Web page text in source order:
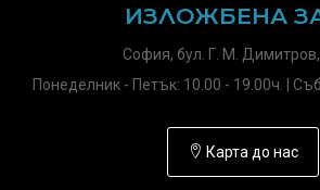
ИЗЛОЖБЕНА
София, бул. Г. М. Димитров,
Понеделник - Петък: 10.00 - 19.00ч. |
Карта до нас